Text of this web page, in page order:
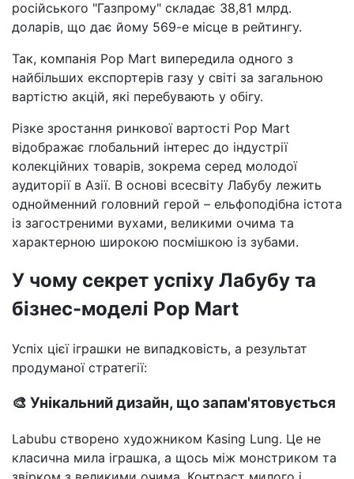
російського "Газпрому" складає 38,81 млрд.
доларів, що дає йому 569-е місце в рейтингу.
Так, компанія Pop Mart випередила одного з
найбільших експортерів газу у світі за загальною
вартістю акцій, які перебувають у обігу.
Різке зростання ринкової вартості Pop Mart
відображає глобальний інтерес до індустрії
колекційних товарів, зокрема серед молодої
аудиторії в Азії. В основі всесвіту Лабубу лежить
однойменний головний герой – ельфоподібна істота
із загостреними вухами, великими очима та
характерною широкою посмішкою із зубами.
У чому секрет успіху Лабубу та
бізнес-моделі Pop Mart
Успіх цієї іграшки не випадковість, а результат
продуманої стратегії:
🎨 Унікальний дизайн, що запам'ятовується
Labubu створено художником Kasing Lung. Це не
класична мила іграшка, а щось між монстриком та